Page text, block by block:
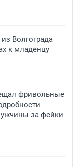
Волгограда
к младенцу
фривольные
за фейки